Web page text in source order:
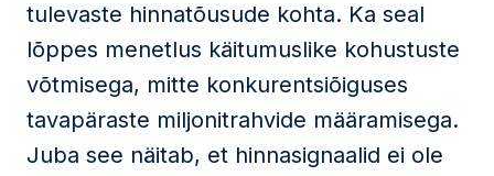
tulevaste hinnatõusude kohta. Ka seal
lõppes menetlus käitumuslike kohustuste
võtmisega, mitte konkurentsiõiguses
tavapäraste miljonitrahvide määramisega.
Juba see näitab, et hinnasignaalid ei ole